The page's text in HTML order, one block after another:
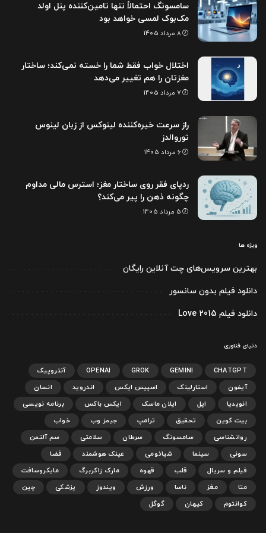
سامسونگ احتمالاً تنها تامین‌کننده پنل اولد
مک‌بوک لمسی خواهد بود
8 مرداد 1405
اختلال خواب فقط شما را خسته نمی‌کند؛ ساختار
مغزتان را هم تغییر می‌دهد
7 مرداد 1405
راز سرعت خیره‌کننده لینوکس از زبان لینوس
توروالدز
6 مرداد 1405
ردپای فقر روی ساختار مغز؛ استرس مالی مداوم
چگونه ذهن را پیر می‌کند؟
5 مرداد 1405
ویژه ها
بهترین سرویس‌های چت آنلاین رایگان
دانلود فیلم بدون سانسور
دانلود فیلم Love 2015
دنیای فناوری
CHATGPT
GEMINI
GROK
OPENAI
آنتروپیک
آیفون
استارلینک اسپیس ایکس اندروید
انسان
انویدیا
اپل ایلان ماسک ایکس باکس
برنامه نویسی
بیت کوین
تحقیق ترامپ جیمز وب
خواب
روانشناسی
سامسونگ سرطان سلامتی
سم آلتمن
سونی
سینما شیائومی عینک هوشمند
فضا
فیلم و سریال
قلب قهوه مارک زاکربرگ
مایکروسافت
متا
مغز ناسا ورزش ویندوز پزشکی
چین
کوانتوم
کیهان گوگل